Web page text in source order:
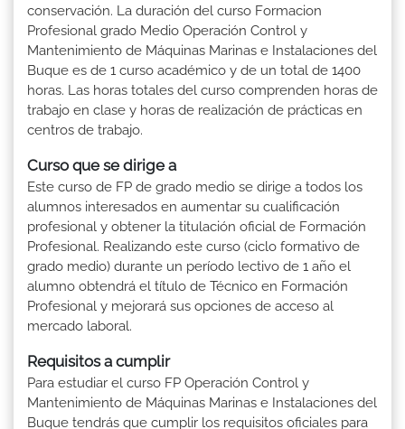
conservación. La duración del curso Formacion
Profesional grado Medio Operación Control y
Mantenimiento de Máquinas Marinas e Instalaciones del
Buque es de 1 curso académico y de un total de 1400
horas. Las horas totales del curso comprenden horas de
trabajo en clase y horas de realización de prácticas en
centros de trabajo.
Curso que se dirige a
Este curso de FP de grado medio se dirige a todos los
alumnos interesados en aumentar su cualificación
profesional y obtener la titulación oficial de Formación
Profesional. Realizando este curso (ciclo formativo de
grado medio) durante un período lectivo de 1 año el
alumno obtendrá el título de Técnico en Formación
Profesional y mejorará sus opciones de acceso al
mercado laboral.
Requisitos a cumplir
Para estudiar el curso FP Operación Control y
Mantenimiento de Máquinas Marinas e Instalaciones del
Buque tendrás que cumplir los requisitos oficiales para